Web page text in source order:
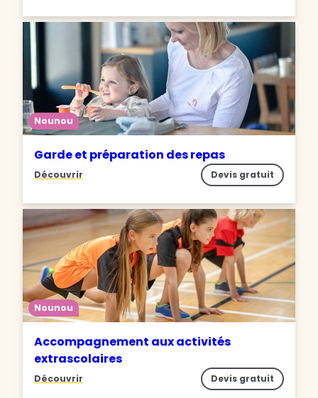
Nounou
Garde et préparation des repas
Découvrir Devis gratuit
Nounou
Accompagnement aux activités
extrascolaires
Découvrir Devis gratuit